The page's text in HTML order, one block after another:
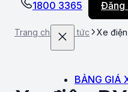
1800 3365 Đăng
BẢNG GIÁ
Trang chủ Tin tức Xe